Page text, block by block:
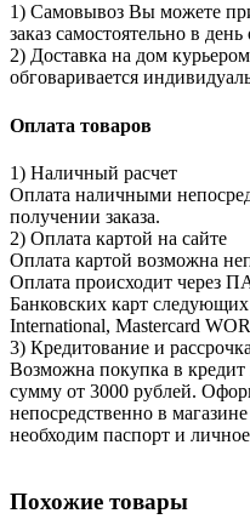
1) Самовывоз Вы можете
заказ самостоятельно в
2) Доставка на дом
обговаривается
Оплата товаров
1) Наличный расчет
Оплата наличными
получении заказа.
2) Оплата картой на сайте
Оплата картой возможна
Оплата происходит через
Банковских карт
International, Mastercard
3) Кредитование и рассрочка
Возможна покупка в
сумму от 3000 рублей.
непосредственно в
необходим паспорт и
Похожие товары